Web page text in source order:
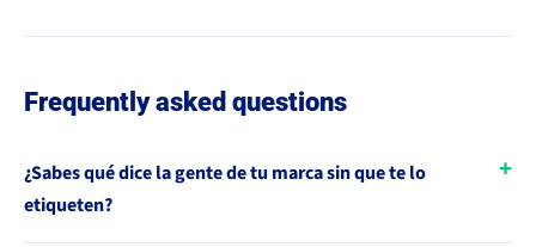
Frequently asked questions
¿Sabes qué dice la gente de tu marca sin que te lo
etiqueten?